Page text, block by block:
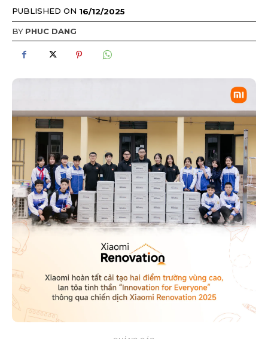
PUBLISHED ON 16/12/2025
BY PHUC DANG